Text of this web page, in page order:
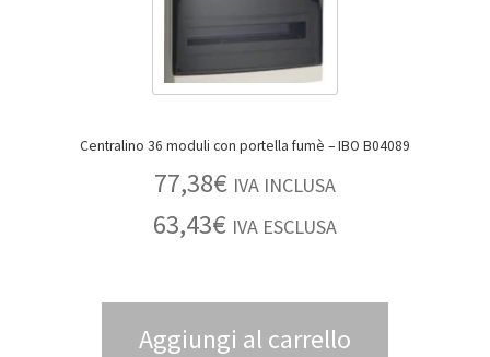
Centralino 36 moduli con portella fumè – IBO B04089
77,38€ IVA INCLUSA
63,43€ IVA ESCLUSA
Aggiungi al carrello